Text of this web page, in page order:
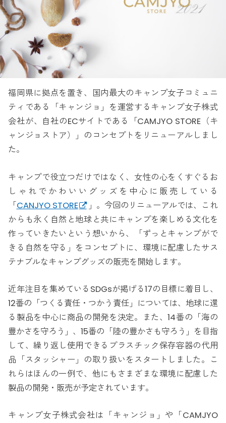
福岡県に拠点を置き、国内最大のキャンプ女子コミュニ
ティである「キャンジョ」を運営するキャンプ女子株式
会社が、自社のECサイトである「CAMJYO STORE（キ
ャンジョストア）」のコンセプトをリニューアルしまし
た。
キャンプで役立つだけではなく、女性の心をくすぐるお
しゃれでかわいいグッズを中心に販売している
「CANJYO STORE
」。今回のリニューアルでは、これ
からも永く自然と地球と共にキャンプを楽しめる文化を
作っていきたいという想いから、「ずっとキャンプがで
きる自然を守る」をコンセプトに、環境に配慮したサス
テナブルなキャンプグッズの販売を開始します。
近年注目を集めているSDGsが掲げる17の目標に着目し、
12番の「つくる責任・つかう責任」については、地球に還
る製品を中心に商品の開発を決定。また、14番の「海の
豊かさを守ろう」、15番の「陸の豊かさも守ろう」を目指
して、繰り返し使用できるプラスチック保存容器の代用
品「スタッシャー」の取り扱いをスタートしました。こ
れらはほんの一例で、他にもさまざまな環境に配慮した
製品の開発・販売が予定されています。
キャンプ女子株式会社は「キャンジョ」や「CAMJYO